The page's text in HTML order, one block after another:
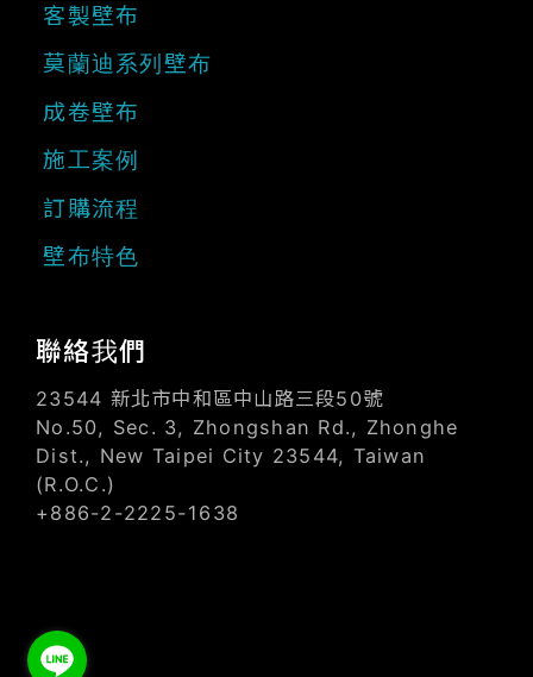
客製壁布
莫蘭迪系列壁布
成卷壁布
施工案例
訂購流程
壁布特色
聯絡我們
23544 新北市中和區中山路三段50號
No.50, Sec. 3, Zhongshan Rd., Zhonghe
Dist., New Taipei City 23544, Taiwan
(R.O.C.)
+886-2-2225-1638